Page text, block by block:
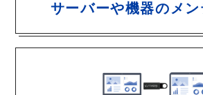
サーバーや機器のメン